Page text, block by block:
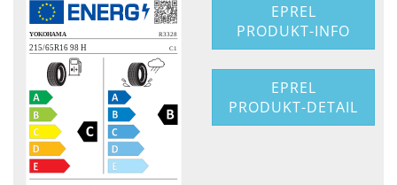
EPREL
PRODUKT-INFO
EPREL
PRODUKT-DETAIL